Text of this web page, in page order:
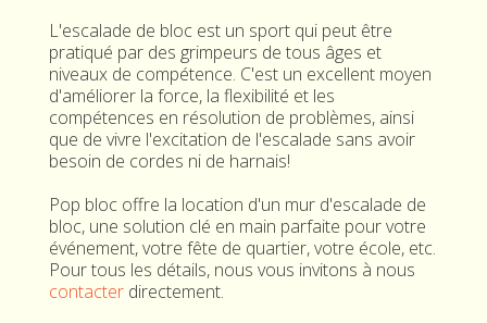
L'escalade de bloc est un sport qui peut être
pratiqué par des grimpeurs de tous âges et
niveaux de compétence. C'est un excellent moyen
d'améliorer la force, la flexibilité et les
compétences en résolution de problèmes, ainsi
que de vivre l'excitation de l'escalade sans avoir
besoin de cordes ni de harnais!
Pop bloc offre la location d'un mur d'escalade de
bloc, une solution clé en main parfaite pour votre
événement, votre fête de quartier, votre école, etc.
Pour tous les détails, nous vous invitons à nous
contacterdirectement.